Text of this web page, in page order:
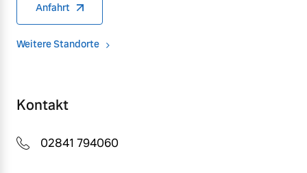
Anfahrt
Weitere Standorte
Kontakt
02841 794060